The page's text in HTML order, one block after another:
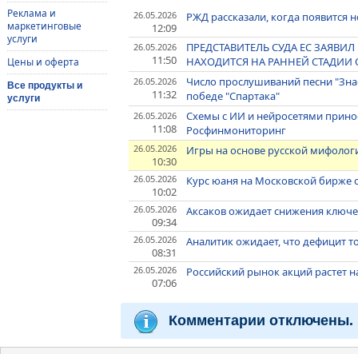
Реклама и
маркетинговые
услуги
Цены и оферта
Все продукты и
услуги
26.05.2026
12:09
РЖД рассказали, когда
26.05.2026
11:50
ПРЕДСТАВИТЕЛЬ СУДА ЕС
НАХОДИТСЯ НА РАННЕЙ СТАДИИ
26.05.2026
11:32
Число прослушиваний песни
победе "Спартака"
26.05.2026
11:08
Схемы с ИИ и нейросетями
Росфинмониторинг
26.05.2026
10:30
Игры на основе русской
26.05.2026
10:02
Курс юаня на Московской бирже
26.05.2026
09:34
Аксаков ожидает снижения
26.05.2026
08:31
Аналитик ожидает, что дефицит
26.05.2026
07:06
Российский рынок акций растет
Комментарии отключены.